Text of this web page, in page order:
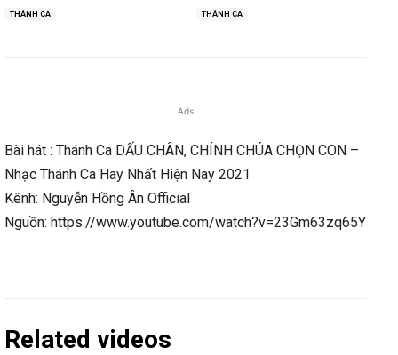
THÁNH CA THÁNH CA
Ads
Bài hát : Thánh Ca DẤU CHÂN, CHÍNH CHÚA CHỌN CON –
Nhạc Thánh Ca Hay Nhất Hiện Nay 2021
Kênh: Nguyễn Hồng Ân Official
Nguồn: https://www.youtube.com/watch?v=23Gm63zq65Y
Related videos